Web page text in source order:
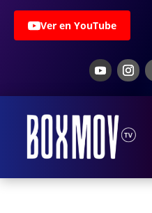
Ver en YouTube